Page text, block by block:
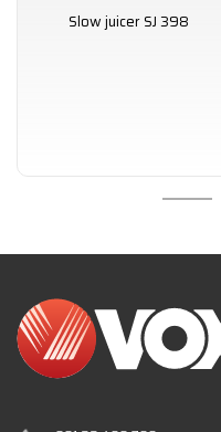
Slow juicer SJ 398